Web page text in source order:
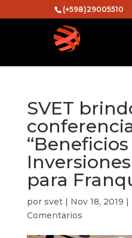
(+598)29005510
SVET
Inversiones
para
por svet| Nov 18, 2019 |
Comentarios